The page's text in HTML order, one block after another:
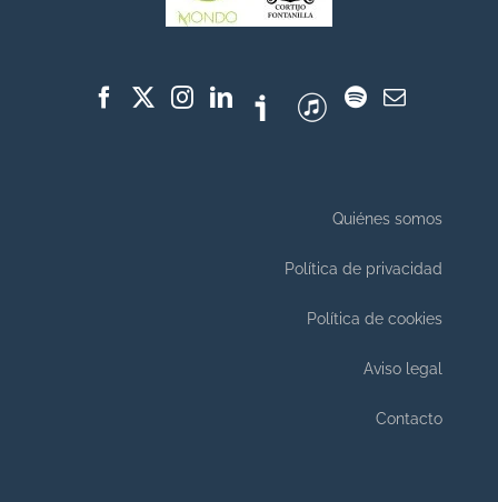
Quiénes somos
Política de privacidad
Política de cookies
Aviso legal
Contacto